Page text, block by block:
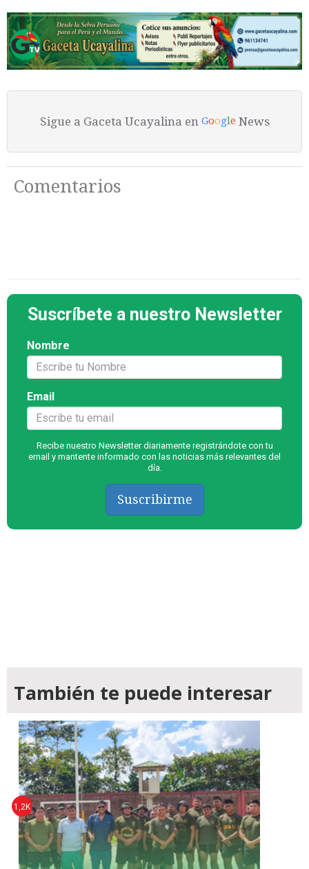
Sigue a Gaceta Ucayalina en Google News
Comentarios
Suscríbete a nuestro Newsletter
Nombre
Email
Recibe nuestro Newsletter diariamente registrándote con tu
email y mantente informado con las noticias más relevantes del
día.
Suscribirme
También te puede interesar
1,2K